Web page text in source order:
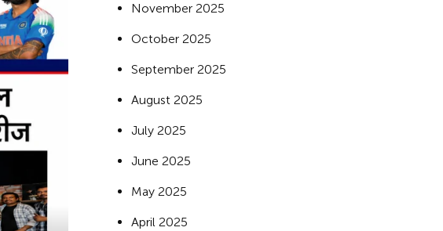
November 2025
October 2025
September 2025
August 2025
July 2025
June 2025
May 2025
April 2025